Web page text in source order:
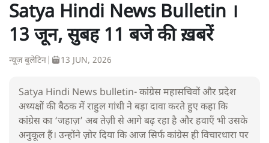
Satya Hindi News Bulletin ।
13 जून, सुबह 11 बजे की ख़बरें
न्यूज़ बुलेटिन 13 JUN, 2026
Satya Hindi News bulletin- कांग्रेस महासचिवों और प्रदेश
अध्यक्षों की बैठक में राहुल गांधी ने बड़ा दावा करते हुए कहा कि
कांग्रेस का ‘जहाज़’ अब तेज़ी से आगे बढ़ रहा है और हवाएँ भी उसके
अनुकूल हैं। उन्होंने ज़ोर दिया कि आज सिर्फ कांग्रेस ही विचारधारा पर